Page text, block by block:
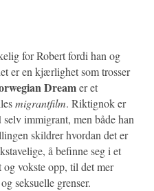
for Robert fordi han og
er en kjærlighet som trosser
Dreamer et
migrantfilm. Riktignok er
selv immigrant, men både han
skildrer hvordan det er
å befinne seg i et
og vokste opp, til det mer
seksuelle grenser.